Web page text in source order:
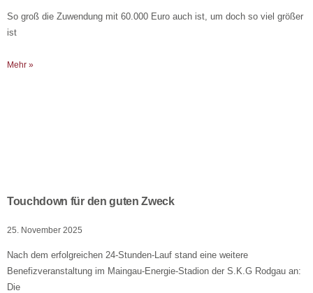
So groß die Zuwendung mit 60.000 Euro auch ist, um doch so viel größer
ist
Mehr »
Touchdown für den guten Zweck
25. November 2025
Nach dem erfolgreichen 24-Stunden-Lauf stand eine weitere
Benefizveranstaltung im Maingau-Energie-Stadion der S.K.G Rodgau an:
Die